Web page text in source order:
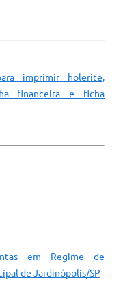
imprimir holerite,
financeira e ficha
em Regime de
de Jardinópolis/SP